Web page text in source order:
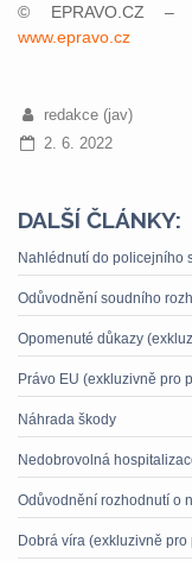
© EPRAVO.CZ –
www.epravo.cz
redakce (jav)
2. 6. 2022
DALŠÍ ČLÁNKY:
Nahlédnutí do policejního
Odůvodnění soudního
Opomenuté důkazy
Právo EU (exkluzivně pro
Náhrada škody
Nedobrovolná
Odůvodnění rozhodnutí o
Dobrá víra (exkluzivně